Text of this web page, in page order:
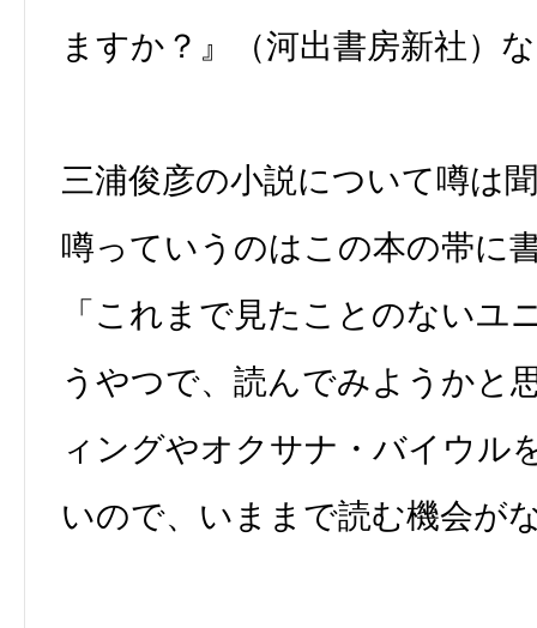
ますか？』（河出書房新社）
三浦俊彦の小説について噂は
噂っていうのはこの本の帯に
「これまで見たことのないユ
うやつで、読んでみようかと
ィングやオクサナ・バイウル
いので、いままで読む機会が